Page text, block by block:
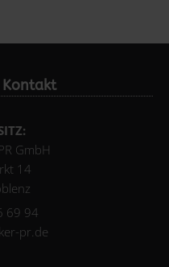
GmbH
14
69 94
pr.de